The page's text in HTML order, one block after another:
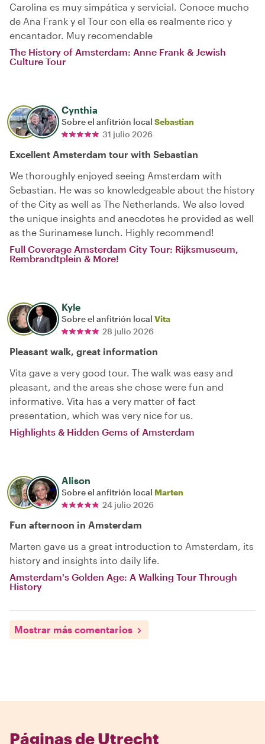
Carolina es muy simpática y servicial. Conoce mucho
de Ana Frank y el Tour con ella es realmente rico y
encantador. Muy recomendable
The History of Amsterdam: Anne Frank & Jewish
Culture Tour
Cynthia
Sobre el anfitrión local Sebastian
31 julio 2026
Excellent Amsterdam tour with Sebastian
We thoroughly enjoyed seeing Amsterdam with
Sebastian. He was so knowledgeable about the history
of the City as well as The Netherlands. We also loved
the unique insights and anecdotes he provided as well
as the Surinamese lunch. Highly recommend!
Full Coverage Amsterdam City Tour: Rijksmuseum,
Rembrandtplein & More!
Kyle
Sobre el anfitrión local Vita
28 julio 2026
Pleasant walk, great information
Vita gave a very good tour. The walk was easy and
pleasant, and the areas she chose were fun and
informative. Vita has a very matter of fact
presentation, which was very nice for us.
Highlights & Hidden Gems of Amsterdam
Alison
Sobre el anfitrión local Marten
24 julio 2026
Fun afternoon in Amsterdam
Marten gave us a great introduction to Amsterdam, its
history and insights into daily life.
Amsterdam's Golden Age: A Walking Tour Through
History
Mostrar más comentarios
Páginas de Utrecht